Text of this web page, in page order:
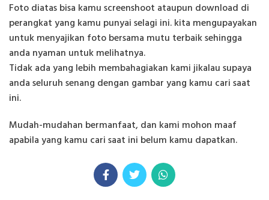
Foto diatas bisa kamu screenshoot ataupun download di
perangkat yang kamu punyai selagi ini. kita mengupayakan
untuk menyajikan foto bersama mutu terbaik sehingga
anda nyaman untuk melihatnya.
Tidak ada yang lebih membahagiakan kami jikalau supaya
anda seluruh senang dengan gambar yang kamu cari saat
ini.
Mudah-mudahan bermanfaat, dan kami mohon maaf
apabila yang kamu cari saat ini belum kamu dapatkan.